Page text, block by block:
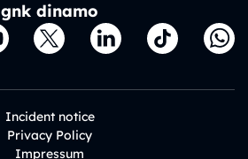
gnk dinamo
Incident notice
Privacy Policy
Impressum